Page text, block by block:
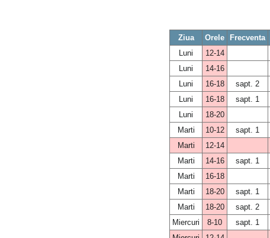
Ziua Orele Frecventa
Luni
12-14
Luni
14-16
Luni
16-18 sapt. 2
Luni
16-18 sapt. 1
Luni
18-20
Marti
10-12 sapt. 1
Marti
12-14
Marti
14-16 sapt. 1
Marti
16-18
Marti
18-20 sapt. 1
Marti
18-20 sapt. 2
Miercuri
8-10 sapt. 1